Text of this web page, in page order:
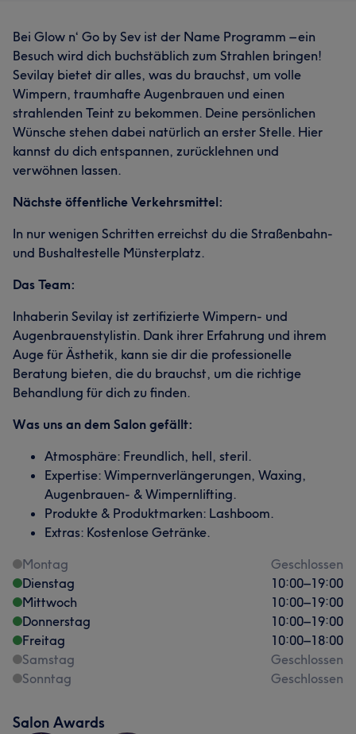
Bei Glow n‘ Go by Sev ist der Name Programm – ein
Besuch wird dich buchstäblich zum Strahlen bringen!
Sevilay bietet dir alles, was du brauchst, um volle
Wimpern, traumhafte Augenbrauen und einen
strahlenden Teint zu bekommen. Deine persönlichen
Wünsche stehen dabei natürlich an erster Stelle. Hier
kannst du dich entspannen, zurücklehnen und
verwöhnen lassen.
Nächste öffentliche Verkehrsmittel:
In nur wenigen Schritten erreichst du die Straßenbahn-
und Bushaltestelle Münsterplatz.
Das Team:
Inhaberin Sevilay ist zertifizierte Wimpern- und
Augenbrauenstylistin. Dank ihrer Erfahrung und ihrem
Auge für Ästhetik, kann sie dir die professionelle
Beratung bieten, die du brauchst, um die richtige
Behandlung für dich zu finden.
Was uns an dem Salon gefällt:
Atmosphäre: Freundlich, hell, steril.
Expertise: Wimpernverlängerungen, Waxing,
Augenbrauen- & Wimpernlifting.
Produkte & Produktmarken: Lashboom.
Extras: Kostenlose Getränke.
Montag
Geschlossen
Dienstag
10:00–19:00
Mittwoch
10:00–19:00
Donnerstag
10:00–19:00
Freitag
10:00–18:00
Samstag
Geschlossen
Sonntag
Geschlossen
Salon Awards